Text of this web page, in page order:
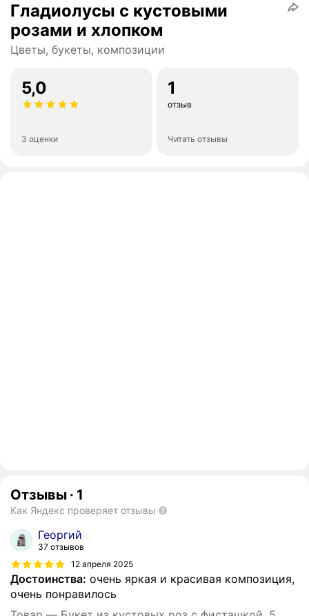
Гладиолусы с кустовыми
розами и хлопком
Цветы, букеты, композиции
5,0
3 оценки
1
отзыв
Читать отзывы
Отзывы · 1
Как Яндекс проверяет отзывы
Георгий
37 отзывов
12 апреля 2025
Достоинства: очень яркая и красивая композиция,
очень понравилось